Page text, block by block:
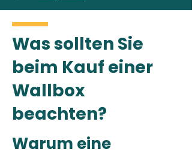
Was sollten Sie
beim Kauf einer
Wallbox
beachten?
Warum eine